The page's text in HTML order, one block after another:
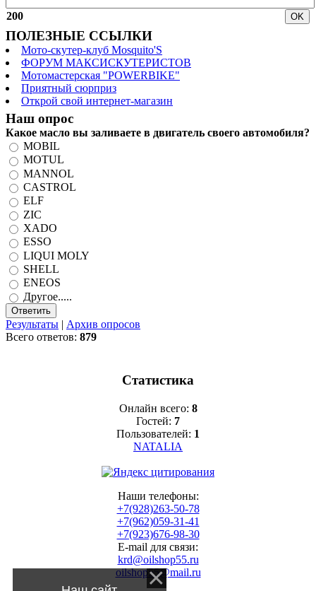
200
ПОЛЕЗНЫЕ ССЫЛКИ
Мото-скутер-клуб Mosquito'S
ФОРУМ МАКСИСКУТЕРИСТОВ
Мотомастерская "POWERBIKE"
Приятный сюрприз
Открой свой интернет-магазин
Наш опрос
Какое масло вы заливаете в двигатель своего автомобиля?
MOBIL
MOTUL
MANNOL
CASTROL
ELF
ZIC
XADO
ESSO
LIQUI MOLY
SHELL
ENEOS
Другое.....
Результаты | Архив опросов
Всего ответов: 879
Статистика
Онлайн всего: 8
Гостей: 7
Пользователей: 1
NATALIA
Наши телефоны:
+7(928)263-50-78
+7(962)059-31-41
+7(923)676-98-30
E-mail для связи:
krd@oilshop55.ru
oilshop55@mail.ru